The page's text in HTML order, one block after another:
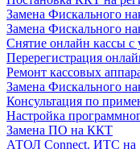
Замена Фискального
Замена Фискального
Снятие онлайн кассы
Перерегистрация
Ремонт кассовых
Замена Фискального
Консультация по
Настройка
Замена ПО на ККТ
АТОЛ Connect. ИТС на